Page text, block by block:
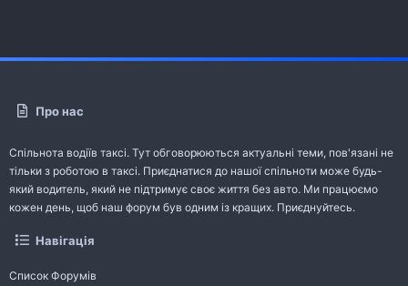
Про нас
Спільнота водіїв таксі. Тут обговорюються актуальні теми, пов'язані не
тільки з роботою в таксі. Приєднатися до нашої спільноти може будь-
який водитель, який не підтримує своє життя без авто. Ми працюємо
кожен день, щоб наш форум був одним із кращих. Приєднуйтесь.
Навігація
Список Форумів